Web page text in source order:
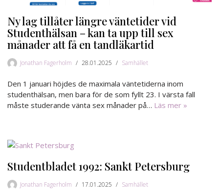
Ny lag tillåter längre väntetider vid
Studenthälsan – kan ta upp till sex
månader att få en tandläkartid
Jonathan Fagerholm 28.01.2025 Samhället
Den 1 januari höjdes de maximala väntetiderna inom
studenthälsan, men bara för de som fyllt 23. I värsta fall
måste studerande vänta sex månader på… Läs mer »
Studentbladet 1992: Sankt Petersburg
Jonathan Fagerholm 17.01.2025 Samhället